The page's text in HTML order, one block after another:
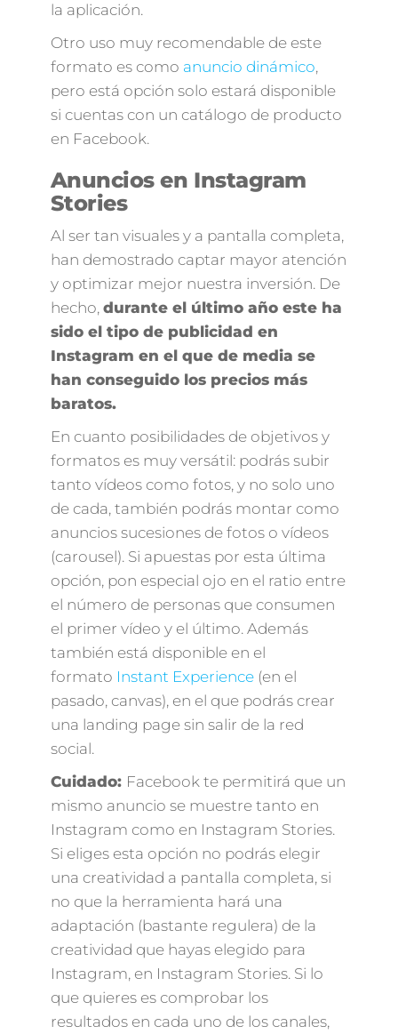
la aplicación.
Otro uso muy recomendable de este
formato es como anuncio dinámico,
pero está opción solo estará disponible
si cuentas con un catálogo de producto
en Facebook.
Anuncios en Instagram
Stories
Al ser tan visuales y a pantalla completa,
han demostrado captar mayor atención
y optimizar mejor nuestra inversión. De
hecho, durante el último año este ha
sido el tipo de publicidad en
Instagram en el que de media se
han conseguido los precios más
baratos.
En cuanto posibilidades de objetivos y
formatos es muy versátil: podrás subir
tanto vídeos como fotos, y no solo uno
de cada, también podrás montar como
anuncios sucesiones de fotos o vídeos
(carousel). Si apuestas por esta última
opción, pon especial ojo en el ratio entre
el número de personas que consumen
el primer vídeo y el último. Además
también está disponible en el
formato Instant Experience(en el
pasado, canvas), en el que podrás crear
una landing page sin salir de la red
social.
Cuidado: Facebook te permitirá que un
mismo anuncio se muestre tanto en
Instagram como en Instagram Stories.
Si eliges esta opción no podrás elegir
una creatividad a pantalla completa, si
no que la herramienta hará una
adaptación (bastante regulera) de la
creatividad que hayas elegido para
Instagram, en Instagram Stories. Si lo
que quieres es comprobar los
resultados en cada uno de los canales,